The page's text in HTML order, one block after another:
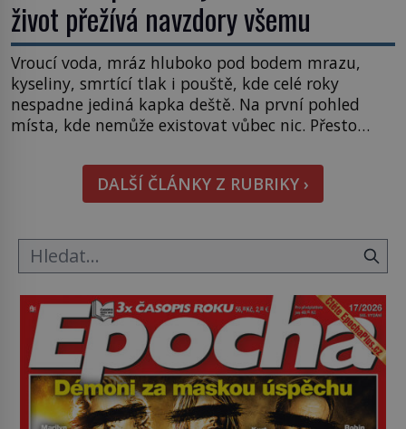
život přežívá navzdory všemu
Vroucí voda, mráz hluboko pod bodem mrazu,
kyseliny, smrtící tlak i pouště, kde celé roky
nespadne jediná kapka deště. Na první pohled
místa, kde nemůže existovat vůbec nic. Přesto
posouvají hranice života. Každý nový nález mění
naše představy o tom, co všechno dokáže příroda a
napovídá, kde bychom jednou […]
DALŠÍ ČLÁNKY Z RUBRIKY ›